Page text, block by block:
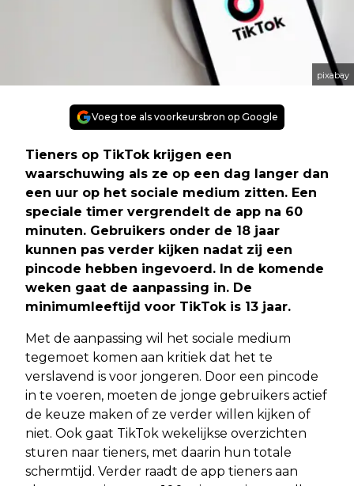
pixabay
Voeg toe als voorkeursbron op Google
Tieners op TikTok krijgen een
waarschuwing als ze op een dag langer dan
een uur op het sociale medium zitten. Een
speciale timer vergrendelt de app na 60
minuten. Gebruikers onder de 18 jaar
kunnen pas verder kijken nadat zij een
pincode hebben ingevoerd. In de komende
weken gaat de aanpassing in. De
minimumleeftijd voor TikTok is 13 jaar.
Met de aanpassing wil het sociale medium
tegemoet komen aan kritiek dat het te
verslavend is voor jongeren. Door een pincode
in te voeren, moeten de jonge gebruikers actief
de keuze maken of ze verder willen kijken of
niet. Ook gaat TikTok wekelijkse overzichten
sturen naar tieners, met daarin hun totale
schermtijd. Verder raadt de app tieners aan